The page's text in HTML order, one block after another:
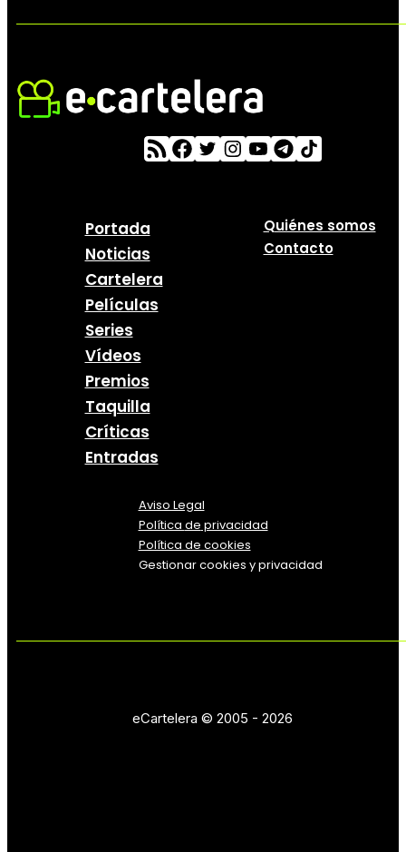
Portada
Noticias
Cartelera
Películas
Series
Vídeos
Premios
Taquilla
Críticas
Entradas
Quiénes somos
Contacto
Aviso Legal
Política de privacidad
Política de cookies
Gestionar cookies y privacidad
eCartelera © 2005 - 2026